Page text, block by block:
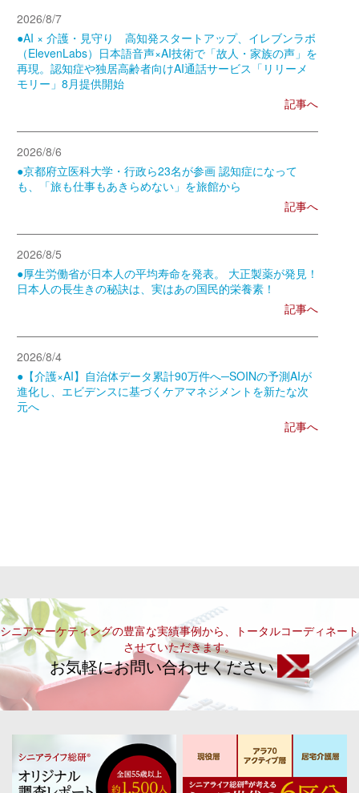
2026/8/7
●AI × 介護・見守り 高知発スタートアップ、イレブンラボ
（ElevenLabs）日本語音声×AI技術で「故人・家族の声」を
再現。認知症や独居高齢者向けAI通話サービス「リリーメ
モリー」8月提供開始
記事へ
2026/8/6
●京都府立医科大学・行政ら23名が参画 認知症になって
も、「旅も仕事もあきらめない」を旅館から
記事へ
2026/8/5
●厚生労働省が日本人の平均寿命を発表。 大正製薬が発見！
日本人の長生きの秘訣は、実はあの国民的栄養素！
記事へ
2026/8/4
●【介護×AI】自治体データ累計90万件へ─SOINの予測AIが
進化し、エビデンスに基づくケアマネジメントを新たな次
元へ
記事へ
シニアマーケティングの豊富な実績事例から、トータルコーディネート
させていただきます。
お気軽にお問い合わせください